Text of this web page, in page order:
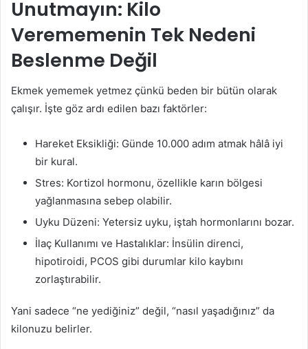
Unutmayın: Kilo
Verememenin Tek Nedeni
Beslenme Değil
Ekmek yememek yetmez çünkü beden bir bütün olarak
çalışır. İşte göz ardı edilen bazı faktörler:
Hareket Eksikliği: Günde 10.000 adım atmak hâlâ iyi
bir kural.
Stres: Kortizol hormonu, özellikle karın bölgesi
yağlanmasına sebep olabilir.
Uyku Düzeni: Yetersiz uyku, iştah hormonlarını bozar.
İlaç Kullanımı ve Hastalıklar: İnsülin direnci,
hipotiroidi, PCOS gibi durumlar kilo kaybını
zorlaştırabilir.
Yani sadece “ne yediğiniz” değil, “nasıl yaşadığınız” da
kilonuzu belirler.